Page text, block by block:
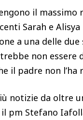
il massimo
Sarah e
a una delle
non
il padre non l’ha
notizie da oltre
il pm Stefano